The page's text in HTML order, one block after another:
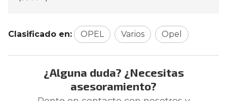
Clasificado en: OPEL Varios Opel
¿Alguna duda? ¿Necesitas
asesoramiento?